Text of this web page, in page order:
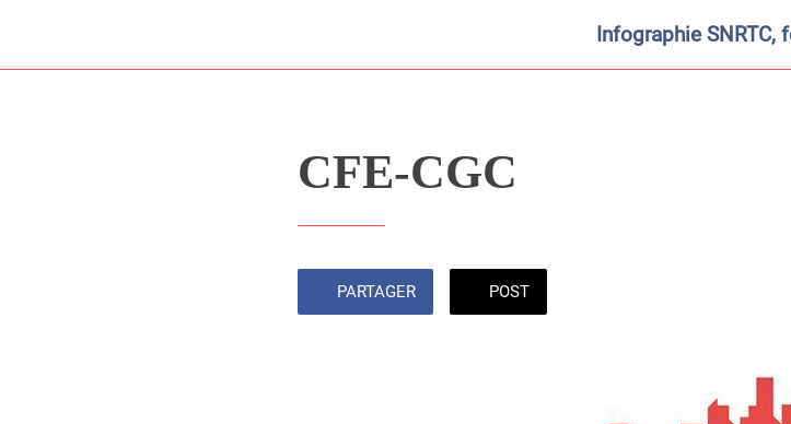
Infographie SNRTC,
CFE-CGC
PARTAGER POST